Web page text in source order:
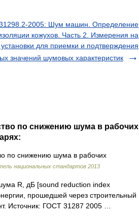
2005: Шум машин. Определение
кожухов. Часть 2. Измерения на
для приемки и подтверждения
значений шумовых характеристик
по снижению шума в рабочих
по снижению шума в рабочих
национальных стандартов 2013
R, дБ [sound reduction index
прошедшей через строительный
Источник: ГОСТ 31287 2005 …